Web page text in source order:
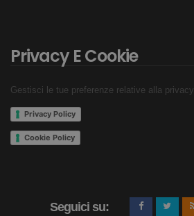
Privacy E Cookie
Gestisci le tue preferenze relative alla privacy
Privacy Policy
Cookie Policy
Seguici su: